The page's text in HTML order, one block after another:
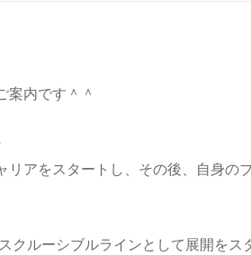
案内です＾＾
アをスタートし、その後、自身の
ルーシブルラインとして展開をス